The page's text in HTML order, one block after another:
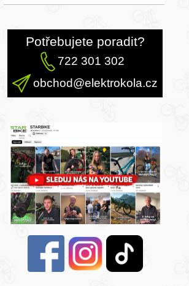
Potřebujete poradit?
722 301 302
obchod@elektrokola.cz